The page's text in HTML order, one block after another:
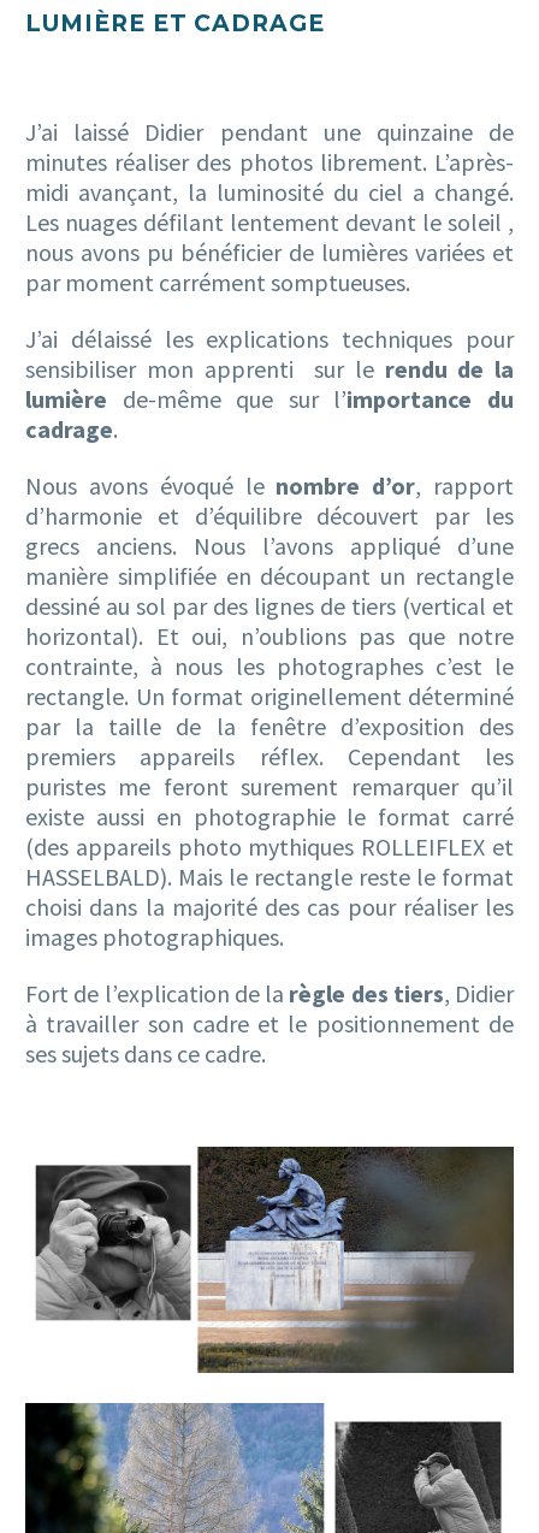
LUMIÈRE ET CADRAGE
J’ai laissé Didier pendant une quinzaine de
minutes réaliser des photos librement. L’après-
midi avançant, la luminosité du ciel a changé.
Les nuages défilant lentement devant le soleil ,
nous avons pu bénéficier de lumières variées et
par moment carrément somptueuses.
J’ai délaissé les explications techniques pour
sensibiliser mon apprenti sur le rendu de la
lumière de-même que sur l’importance du
cadrage.
Nous avons évoqué lenombre d’or, rapport
d’harmonie et d’équilibre découvert par les
grecs anciens. Nous l’avons appliqué d’une
manière simplifiée en découpant un rectangle
dessiné au sol par des lignes de tiers (vertical et
horizontal). Et oui, n’oublions pas que notre
contrainte, à nous les photographes c’est le
rectangle. Un format originellement déterminé
par la taille de la fenêtre d’exposition des
premiers appareils réflex. Cependant les
puristes me feront surement remarquer qu’il
existe aussi en photographie le format carré
(des appareils photo mythiques ROLLEIFLEX et
HASSELBALD). Mais le rectangle reste le format
choisi dans la majorité des cas pour réaliser les
images photographiques.
Fort de l’explication de la règle des tiers, Didier
à travailler son cadre et le positionnement de
ses sujets dans ce cadre.